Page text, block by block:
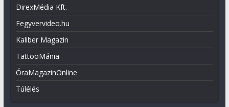
DirexMédia Kft.
Fegyvervideo.hu
Kaliber Magazin
TattooMánia
ÓraMagazinOnline
Túlélés